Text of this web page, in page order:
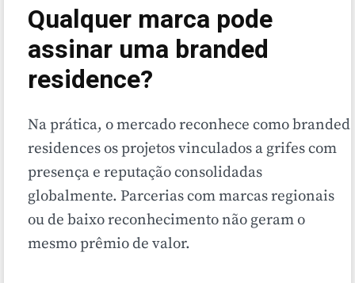
Qualquer marca pode
assinar uma branded
residence?
Na prática, o mercado reconhece como branded
residences os projetos vinculados a grifes com
presença e reputação consolidadas
globalmente. Parcerias com marcas regionais
ou de baixo reconhecimento não geram o
mesmo prêmio de valor.